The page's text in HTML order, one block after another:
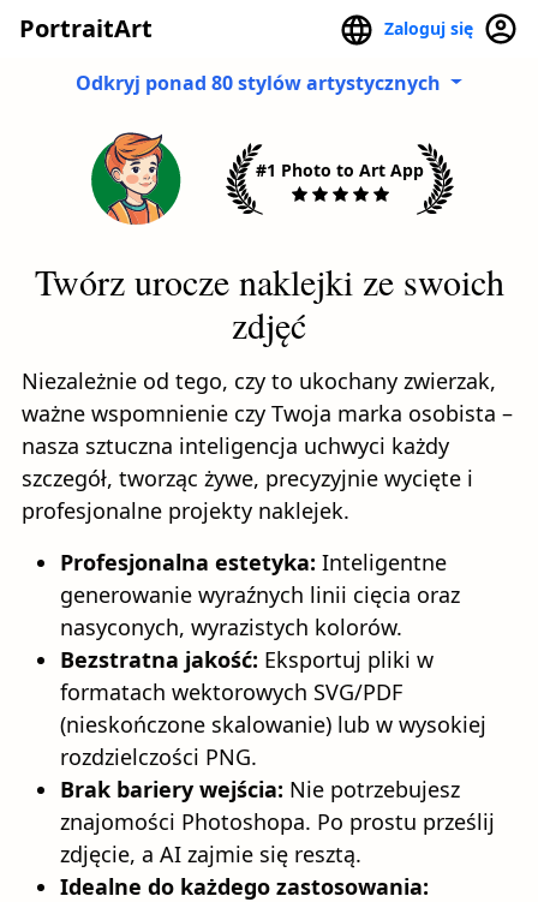
PortraitArt Zaloguj się
Odkryj ponad 80 stylów artystycznych
#1 Photo to Art App
Twórz urocze naklejki ze swoich
zdjęć
Niezależnie od tego, czy to ukochany zwierzak,
ważne wspomnienie czy Twoja marka osobista –
nasza sztuczna inteligencja uchwyci każdy
szczegół, tworząc żywe, precyzyjnie wycięte i
profesjonalne projekty naklejek.
Profesjonalna estetyka: Inteligentne
generowanie wyraźnych linii cięcia oraz
nasyconych, wyrazistych kolorów.
Bezstratna jakość: Eksportuj pliki w
formatach wektorowych SVG/PDF
(nieskończone skalowanie) lub w wysokiej
rozdzielczości PNG.
Brak bariery wejścia: Nie potrzebujesz
znajomości Photoshopa. Po prostu prześlij
zdjęcie, a AI zajmie się resztą.
Idealne do każdego zastosowania: